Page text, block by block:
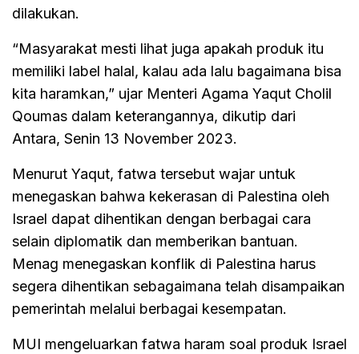
dilakukan.
“Masyarakat mesti lihat juga apakah produk itu
memiliki label halal, kalau ada lalu bagaimana bisa
kita haramkan,” ujar Menteri Agama Yaqut Cholil
Qoumas dalam keterangannya, dikutip dari
Antara, Senin 13 November 2023.
Menurut Yaqut, fatwa tersebut wajar untuk
menegaskan bahwa kekerasan di Palestina oleh
Israel dapat dihentikan dengan berbagai cara
selain diplomatik dan memberikan bantuan.
Menag menegaskan konflik di Palestina harus
segera dihentikan sebagaimana telah disampaikan
pemerintah melalui berbagai kesempatan.
MUI mengeluarkan fatwa haram soal produk Israel